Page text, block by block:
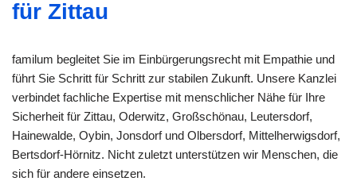
für Zittau
familum begleitet Sie im Einbürgerungsrecht mit Empathie und
führt Sie Schritt für Schritt zur stabilen Zukunft. Unsere Kanzlei
verbindet fachliche Expertise mit menschlicher Nähe für Ihre
Sicherheit für Zittau, Oderwitz, Großschönau, Leutersdorf,
Hainewalde, Oybin, Jonsdorf und Olbersdorf, Mittelherwigsdorf,
Bertsdorf-Hörnitz. Nicht zuletzt unterstützen wir Menschen, die
sich für andere einsetzen.